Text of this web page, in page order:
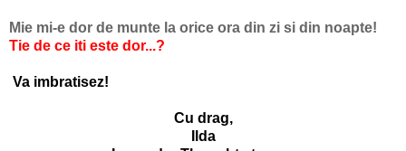
Mie mi-e dor de munte la orice ora din zi si din noapte!
Tie de ce iti este dor...?
Va imbratisez!
Cu drag,
Ilda